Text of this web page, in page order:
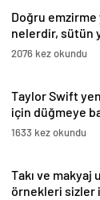
Doğru
nelerdir, sütün
anlaşılır?
2076 kez okundu
Taylor Swift
için düğmeye
medyadan
1633 kez okundu
Takı ve makyaj
örnekleri sizler